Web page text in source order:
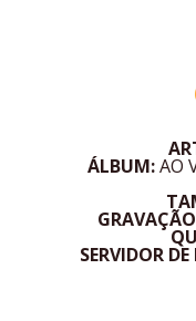
ÁLBUM:AO
SERVIDOR